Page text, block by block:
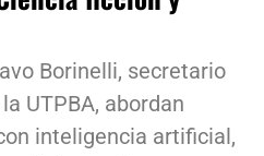
Borinelli, secretario
UTPBA, abordan
inteligencia artificial,